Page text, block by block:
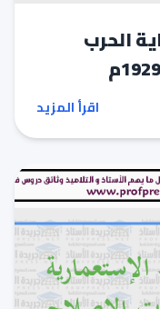
الحرب
اقرأ المزيد